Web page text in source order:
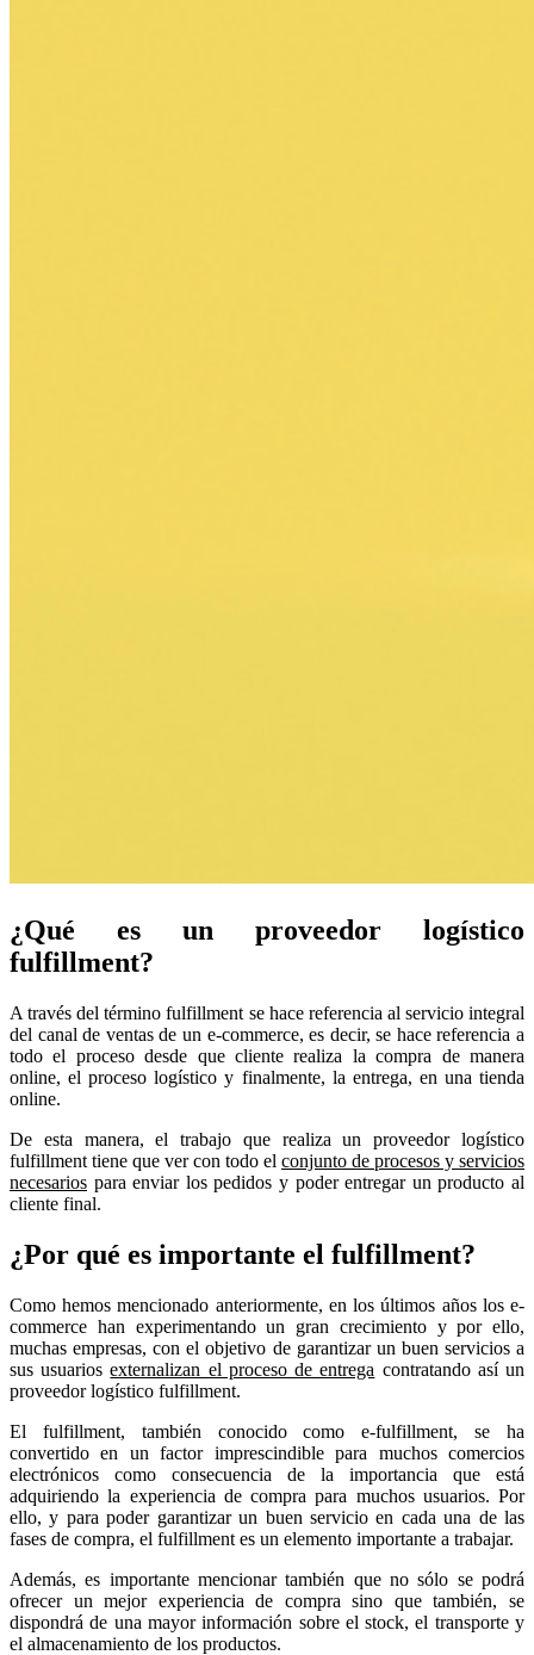
¿Qué es un proveedor logístico
fulfillment?
A través del término fulfillment se hace referencia al servicio integral
del canal de ventas de un e-commerce, es decir, se hace referencia a
todo el proceso desde que cliente realiza la compra de manera
online, el proceso logístico y finalmente, la entrega, en una tienda
online.
De esta manera, el trabajo que realiza un proveedor logístico
fulfillment tiene que ver con todo el conjunto de procesos y servicios
necesarios para enviar los pedidos y poder entregar un producto al
cliente final.
¿Por qué es importante el fulfillment?
Como hemos mencionado anteriormente, en los últimos años los e-
commerce han experimentando un gran crecimiento y por ello,
muchas empresas, con el objetivo de garantizar un buen servicios a
sus usuariosexternalizan el proceso de entrega contratando así un
proveedor logístico fulfillment.
El fulfillment, también conocido como e-fulfillment, se ha
convertido en un factor imprescindible para muchos comercios
electrónicos como consecuencia de la importancia que está
adquiriendo la experiencia de compra para muchos usuarios. Por
ello, y para poder garantizar un buen servicio en cada una de las
fases de compra, el fulfillment es un elemento importante a trabajar.
Además, es importante mencionar también que no sólo se podrá
ofrecer un mejor experiencia de compra sino que también, se
dispondrá de una mayor información sobre el stock, el transporte y
el almacenamiento de los productos.